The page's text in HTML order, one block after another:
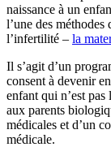
naissance à un
l’une des méthodes
l’infertilité – la
Il s’agit d’un
consent à devenir
enfant qui n’est
aux parents
médicales et d’un
médicale.